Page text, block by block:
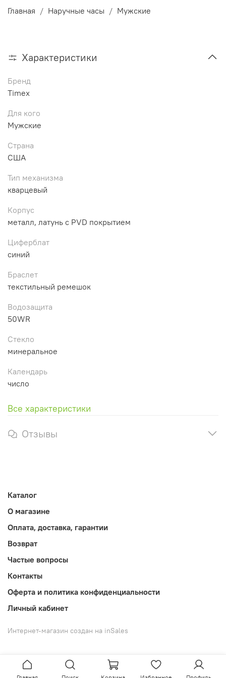
Главная Наручные часы Мужские
Характеристики
Бренд
Timex
Для кого
Мужские
Страна
США
Тип механизма
кварцевый
Корпус
металл, латунь с PVD покрытием
Циферблат
синий
Браслет
текстильный ремешок
Водозащита
50WR
Стекло
минеральное
Календарь
число
Все характеристики
Отзывы
Каталог
О магазине
Оплата, доставка, гарантии
Возврат
Частые вопросы
Контакты
Оферта и политика конфиденциальности
Личный кабинет
Интернет-магазин создан на inSales